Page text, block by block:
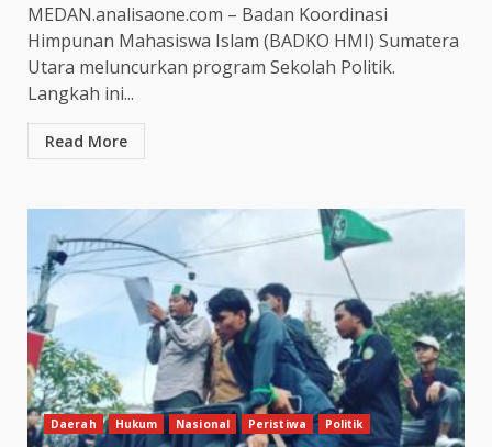
MEDAN.analisaone.com – Badan Koordinasi
Himpunan Mahasiswa Islam (BADKO HMI) Sumatera
Utara meluncurkan program Sekolah Politik.
Langkah ini...
Read More
Daerah Hukum Nasional Peristiwa Politik